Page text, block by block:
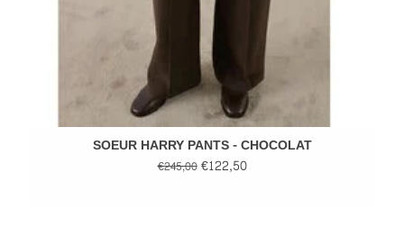
SOEUR HARRY PANTS - CHOCOLAT
€245,00 €122,50